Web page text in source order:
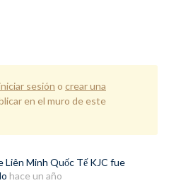
sesión o crear una
en el muro de este
Liên Minh Quốc Tế KJC fue
hace un año